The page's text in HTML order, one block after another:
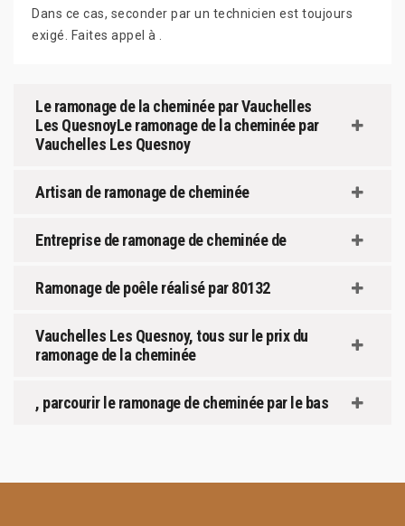
Dans ce cas, seconder par un technicien est toujours
exigé. Faites appel à .
Le ramonage de la cheminée par Vauchelles
Les QuesnoyLe ramonage de la cheminée par
Vauchelles Les Quesnoy
Artisan de ramonage de cheminée
Entreprise de ramonage de cheminée de
Ramonage de poêle réalisé par 80132
Vauchelles Les Quesnoy, tous sur le prix du
ramonage de la cheminée
, parcourir le ramonage de cheminée par le bas